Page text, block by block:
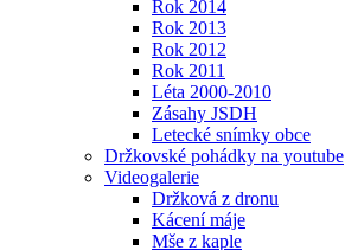
Rok 2014
Rok 2013
Rok 2012
Rok 2011
Léta 2000-2010
Zásahy JSDH
Letecké snímky obce
Držkovské pohádky na youtube
Videogalerie
Držková z dronu
Kácení máje
Mše z kaple